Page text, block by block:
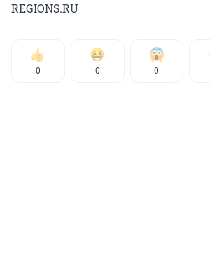
REGIONS.RU
0 0 0